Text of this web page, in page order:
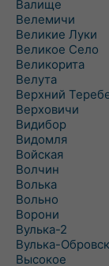
Валище
Велемичи
Великие Луки
Великое Село
Великорита
Велута
Верхний
Верховичи
Видибор
Видомля
Войская
Волчин
Волька
Вольно
Ворони
Вулька-2
Вулька-
Высокое